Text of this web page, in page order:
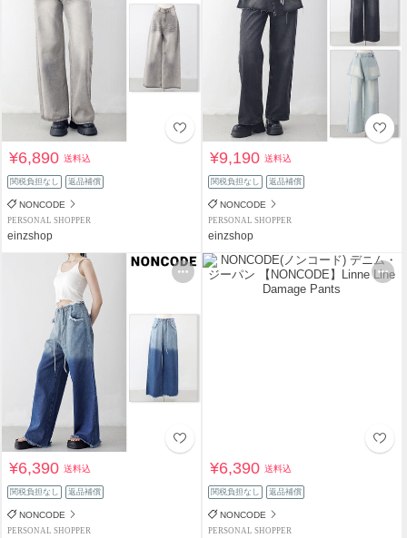
¥6,890送料込
関税負担なし 返品補償
NONCODE
PERSONAL SHOPPER
einzshop
¥9,190送料込
関税負担なし 返品補償
NONCODE
PERSONAL SHOPPER
einzshop
¥6,390送料込
関税負担なし 返品補償
NONCODE
PERSONAL SHOPPER
¥6,390送料込
関税負担なし 返品補償
NONCODE
PERSONAL SHOPPER